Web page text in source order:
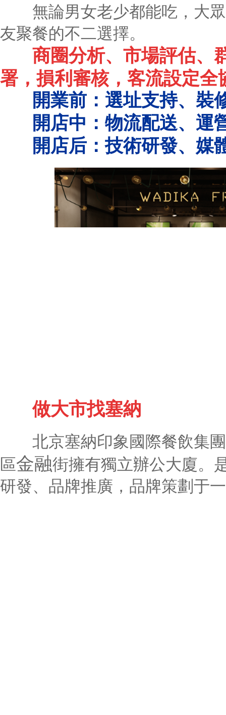
無論男女老少都能吃，大眾
友聚餐的不二選擇。
商圈分析、市場評估、
署，損利審核，客流設定全
開業前：選址支持、裝
開店中：物流配送、運
開店后：技術研發、媒
做大市找塞納
北京塞納印象國際餐飲集團
區金融街擁有獨立辦公大廈。
研發、品牌推廣，品牌策劃于